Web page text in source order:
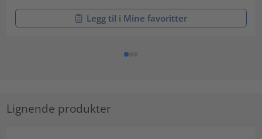
Legg til i Mine favoritter
Lignende produkter